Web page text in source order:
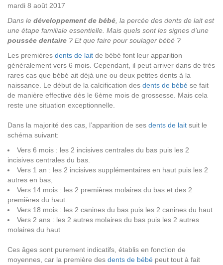
mardi 8 août 2017
Dans le développement de bébé , la percée des dents de lait est
une étape familiale essentielle. Mais quels sont les signes d’une
poussée dentaire ? Et que faire pour soulager bébé ?
Les premières dents de lait de bébé font leur apparition
généralement vers 6 mois. Cependant, il peut arriver dans de très
rares cas que bébé ait déjà une ou deux petites dents à la
naissance. Le début de la calcification des dents de bébé se fait
de manière effective dès le 6ème mois de grossesse. Mais cela
reste une situation exceptionnelle.
Dans la majorité des cas, l’apparition de ses dents de lait suit le
schéma suivant:
Vers 6 mois : les 2 incisives centrales du bas puis les 2
incisives centrales du bas.
Vers 1 an : les 2 incisives supplémentaires en haut puis les 2
autres en bas,
Vers 14 mois : les 2 premières molaires du bas et des 2
premières du haut.
Vers 18 mois : les 2 canines du bas puis les 2 canines du haut
Vers 2 ans : les 2 autres molaires du bas puis les 2 autres
molaires du haut
Ces âges sont purement indicatifs, établis en fonction de
moyennes, car la première des dents de bébé peut tout à fait